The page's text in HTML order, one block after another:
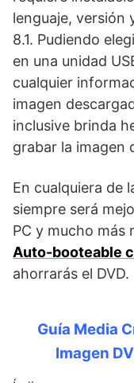
lenguaje, versión
8.1. Pudiendo
en una unidad
cualquier
imagen
inclusive brinda
grabar la imagen
En cualquiera de
siempre será
PC y mucho más
Auto-booteable
ahorrarás el DVD.
Guía Media
Imagen